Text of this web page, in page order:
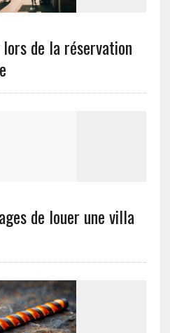
de la réservation
de louer une villa